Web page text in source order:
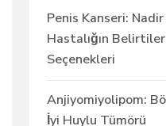
Penis Kanseri:
Hastalığın
Seçenekleri
Anjiyomiyolipom:
İyi Huylu Tümörü